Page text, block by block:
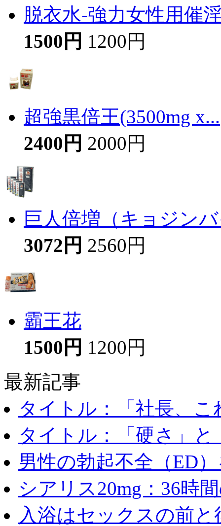
脱衣水-強力女性用催
1500円 1200円
超強黒倍王(3500mg x...
2400円 2000円
巨人倍増（キョジン
3072円 2560円
霸王花
1500円 1200円
最新記事
タイトル：「社長、こ
タイトル：「硬さ」と
男性の勃起不全（ED
シアリス20mg：36時
入浴はセックスの前と